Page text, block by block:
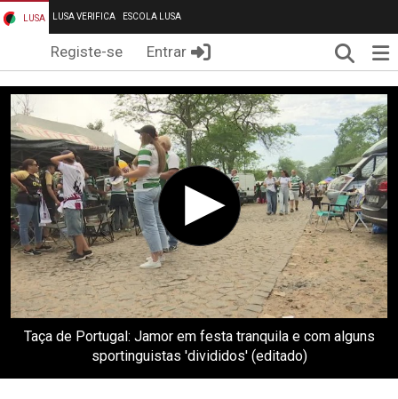
LUSA LUSA VERIFICA ESCOLA LUSA
Registe-se Entrar
Taça de Portugal: Jamor em festa tranquila e com alguns
sportinguistas 'divididos' (editado)